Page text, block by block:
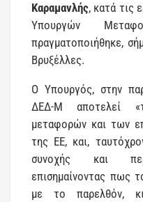
Καραμανλής, κατά τις
Υπουργών
πραγματοποιήθηκε,
Βρυξέλλες.
Ο Υπουργός, στην
ΔΕΔ-Μ αποτελεί
μεταφορών και των
της ΕΕ, και,
συνοχής και
επισημαίνοντας πως
με το παρελθόν,